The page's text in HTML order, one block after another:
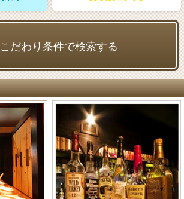
こだわり条件で検索する